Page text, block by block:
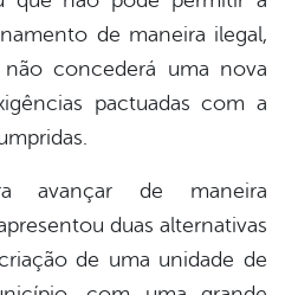
de maneira ilegal,
concederá uma nova
pactuadas com a
avançar de maneira
duas alternativas
de uma unidade de